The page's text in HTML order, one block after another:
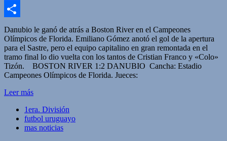
Facebook
Compartir
Danubio le ganó de atrás a Boston River en el Campeones
Olímpicos de Florida. Emiliano Gómez anotó el gol de la apertura
para el Sastre, pero el equipo capitalino en gran remontada en el
tramo final lo dio vuelta con los tantos de Cristian Franco y «Colo»
Tizón. BOSTON RIVER 1:2 DANUBIO Cancha: Estadio
Campeones Olímpicos de Florida. Jueces:
Leer más
1era. División
futbol uruguayo
mas noticias